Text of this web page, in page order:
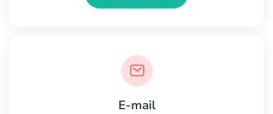
E-mail